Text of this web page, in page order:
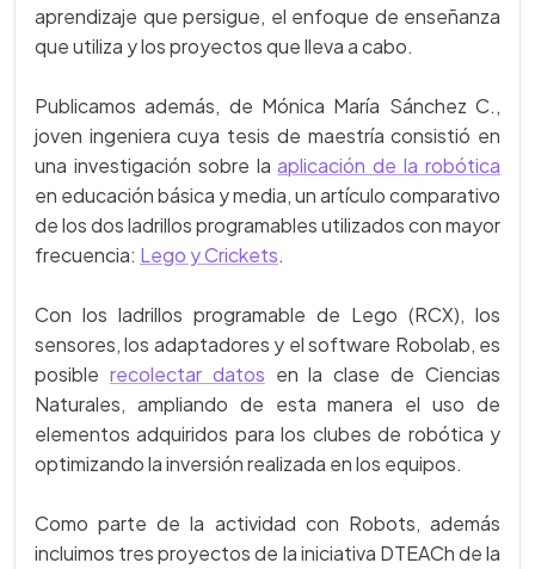
aprendizaje que persigue, el enfoque de enseñanza
que utiliza y los proyectos que lleva a cabo.
Publicamos además, de Mónica María Sánchez C.,
joven ingeniera cuya tesis de maestría consistió en
una investigación sobre laaplicación de la robótica
en educación básica y media, un artículo comparativo
de los dos ladrillos programables utilizados con mayor
frecuencia: Lego y Crickets.
Con los ladrillos programable de Lego (RCX), los
sensores, los adaptadores y el software Robolab, es
posible recolectar datos en la clase de Ciencias
Naturales, ampliando de esta manera el uso de
elementos adquiridos para los clubes de robótica y
optimizando la inversión realizada en los equipos.
Como parte de la actividad con Robots, además
incluimos tres proyectos de la iniciativa DTEACh de la